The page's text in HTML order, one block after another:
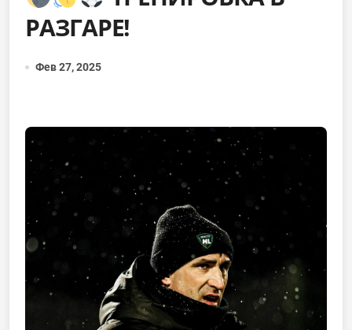
РАЗГАРЕ!
Фев 27, 2025